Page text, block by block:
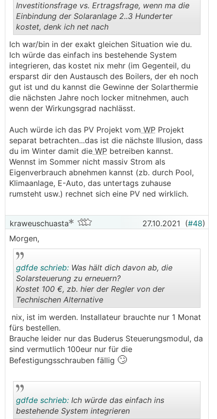
..
Investitionsfrage vs. Ertragsfrage, wenn ma die
Einbindung der Solaranlage 2..3 Hunderter
kostet, denk ich net nach
Ich war/bin in der exakt gleichen Situation wie du.
Ich würde das einfach ins bestehende System
integrieren, das kostet nix mehr (im Gegenteil, du
ersparst dir den Austausch des Boilers, der eh noch
gut ist und du kannst die Gewinne der Solarthermie
die nächsten Jahre noch locker mitnehmen, auch
wenn der Wirkungsgrad nachlässt.
Auch würde ich das PV Projekt vom WP Projekt
separat betrachten...das ist die nächste Illusion, dass
du im Winter damit die WP betreiben kannst.
Wennst im Sommer nicht massiv Strom als
Eigenverbrauch abnehmen kannst (zb. durch Pool,
Klimaanlage, E-Auto, das untertags zuhause
rumsteht usw.) rechnet sich eine PV ned wirklich.
kraweuschuasta 27.10.2021 (#48)
Morgen,
..
gdfde schrieb: Was hält dich davon ab, die
Solarsteuerung zu erneuern?
Kostet 100 €, zb. hier der Regler von der
Technischen Alternative
nix, ist im werden. Installateur brauchte nur 1 Monat
fürs bestellen.
Brauche leider nur das Buderus Steuerungsmodul, da
sind vermutlich 100eur nur für die
Befestigungsschrauben fällig 🙄
gdfde schrieb: Ich würde das einfach ins
bestehende System integrieren